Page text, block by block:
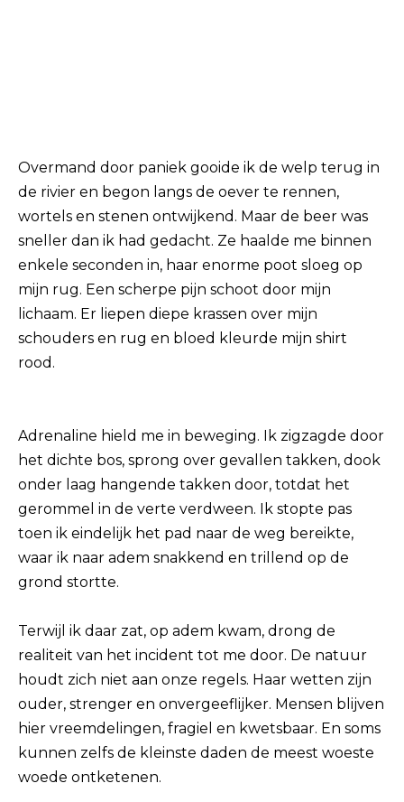
Overmand door paniek gooide ik de welp terug in
de rivier en begon langs de oever te rennen,
wortels en stenen ontwijkend. Maar de beer was
sneller dan ik had gedacht. Ze haalde me binnen
enkele seconden in, haar enorme poot sloeg op
mijn rug. Een scherpe pijn schoot door mijn
lichaam. Er liepen diepe krassen over mijn
schouders en rug en bloed kleurde mijn shirt
rood.
Adrenaline hield me in beweging. Ik zigzagde door
het dichte bos, sprong over gevallen takken, dook
onder laag hangende takken door, totdat het
gerommel in de verte verdween. Ik stopte pas
toen ik eindelijk het pad naar de weg bereikte,
waar ik naar adem snakkend en trillend op de
grond stortte.
Terwijl ik daar zat, op adem kwam, drong de
realiteit van het incident tot me door. De natuur
houdt zich niet aan onze regels. Haar wetten zijn
ouder, strenger en onvergeeflijker. Mensen blijven
hier vreemdelingen, fragiel en kwetsbaar. En soms
kunnen zelfs de kleinste daden de meest woeste
woede ontketenen.